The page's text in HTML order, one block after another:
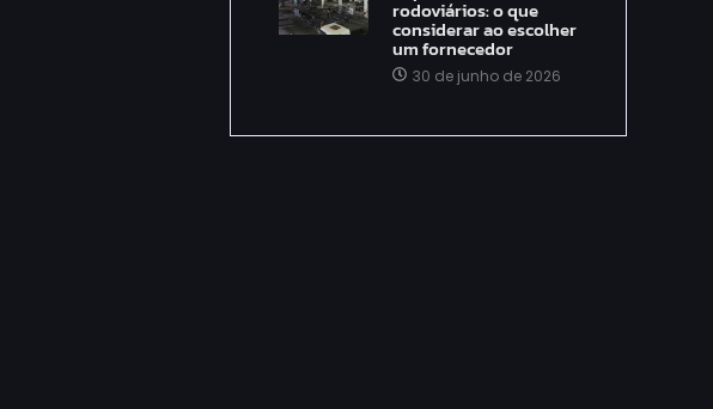
rodoviários: o que
considerar ao escolher
um fornecedor
30 de junho de 2026